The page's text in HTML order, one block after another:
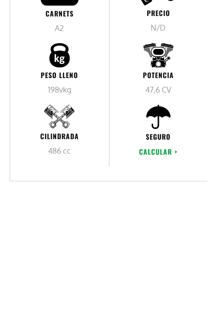
CARNETS
A2
PRECIO
N/D
PESO LLENO
198vkg
POTENCIA
47,6 CV
CILINDRADA
486 cc
SEGURO
CALCULAR >